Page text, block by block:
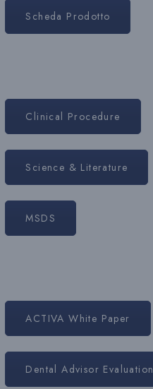
Scheda Prodotto
Clinical Procedure
Science & Literature
MSDS
ACTIVA White Paper
Dental Advisor Evaluation